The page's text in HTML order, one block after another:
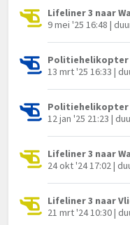
Lifeliner 3 naar
9 mei '25 16:48 |
Politiehelikopter
13 mrt '25 16:33 |
Politiehelikopter
12 jan '25 21:23 |
Lifeliner 3 naar
24 okt '24 17:02 |
Lifeliner 3 naar
21 mrt '24 10:30 |